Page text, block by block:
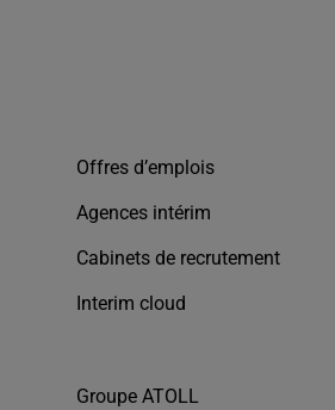
Offres d’emplois
Agences intérim
Cabinets de recrutement
Interim cloud
Groupe ATOLL